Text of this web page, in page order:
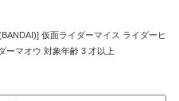
仮面ライダーマイス ライダーヒ
ーマオウ 対象年齢 3 才以上